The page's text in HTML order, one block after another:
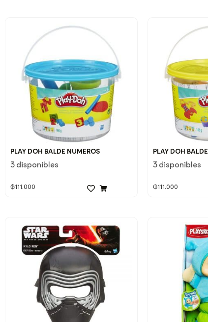
PLAY DOH BALDE NUMEROS
3 disponibles
₲111.000
PLAY DOH
3 disponibles
₲111.000